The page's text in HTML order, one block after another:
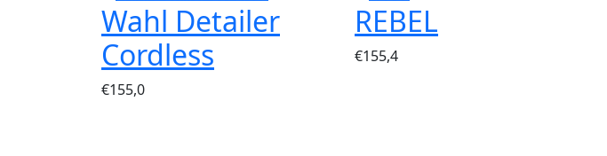
Wahl Detailer
Cordless
€155,0
REBEL
€155,4